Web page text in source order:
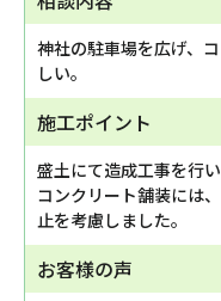
神社の駐車場を広げ、
しい。
施工ポイント
盛土にて造成工事を行
コンクリート舗装には
止を考慮しました。
お客様の声